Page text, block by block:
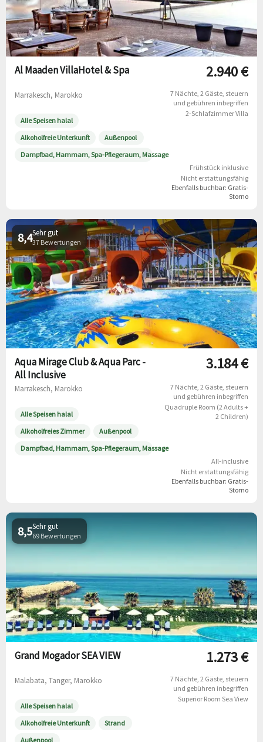
Al Maaden VillaHotel & Spa
Marrakesch, Marokko
Alle Speisen halal
Alkoholfreie Unterkunft
Außenpool
Dampfbad, Hammam, Spa-Pflegeraum, Massage
2.940 €
7 Nächte 2 Gäste steuern
und gebühren inbegriffen
2-Schlafzimmer Villa
Frühstück inklusive
Nicht erstattungsfähig
Ebenfalls buchbar: Gratis-
Storno
Sehr gut
37 Bewertungen
8,4
Aqua Mirage Club & Aqua Parc -
All Inclusive
Marrakesch, Marokko
Alle Speisen halal
Alkoholfreies Zimmer
Außenpool
Dampfbad, Hammam, Spa-Pflegeraum, Massage
3.184 €
7 Nächte 2 Gäste steuern
und gebühren inbegriffen
Quadruple Room (2 Adults +
2 Children)
All-inclusive
Nicht erstattungsfähig
Ebenfalls buchbar: Gratis-
Storno
Sehr gut
69 Bewertungen
8,5
Grand Mogador SEA VIEW
Malabata, Tanger, Marokko
Alle Speisen halal
Alkoholfreie Unterkunft
Strand
Außenpool
1.273 €
7 Nächte 2 Gäste steuern
und gebühren inbegriffen
Superior Room Sea View